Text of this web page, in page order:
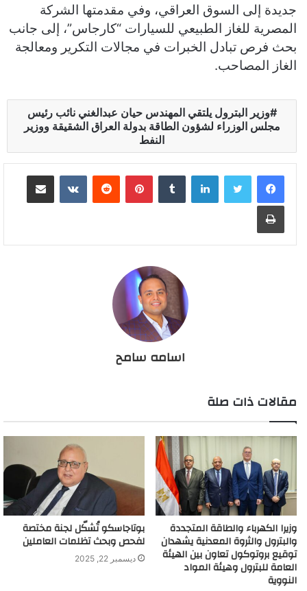
جديدة إلى السوق العراقي، وفي مقدمتها الشركة
المصرية للغاز الطبيعي للسيارات “كارجاس”، إلى جانب
بحث فرص تبادل الخبرات في مجالات التكرير ومعالجة
الغاز المصاحب.
وزير البترول يلتقي المهندس حيان عبدالغني نائب رئيس
مجلس الوزراء لشؤون الطاقة بدولة العراق الشقيقة ووزير
النفط
لينكدإن بينتيريست مشاركة عبر البريد
طباعة
اسامه سامح
مقالات ذات صلة
وزيرا الكهرباء والطاقة المتجددة
والبترول والثروة المعدنية يشهدان
توقيع بروتوكول تعاون بين الهيئة
العامة للبترول وهيئة المواد
النووية
بوتاجاسكو تُشكّل لجنة مختصة
لفحص وبحث تظلمات العاملين
ديسمبر 22, 2025